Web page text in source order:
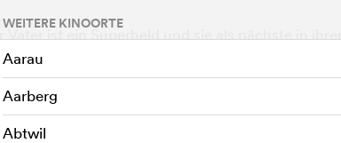
ist ein Superheld und sie als nächste in ihrer
Hedvig ist total unsportlich und verbringt ihre
dass ihr Vater ihren talentierteren und
Aber nicht mit Hedvig! Mit Hilfe ihrer
Superheldinnentraining.
WEITERE KINOORTE
Aarau
Aarberg
Abtwil